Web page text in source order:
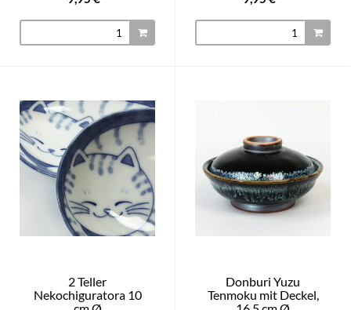
2 Teller
Nekochiguratora 10
Donburi Yuzu
Tenmoku mit Deckel,